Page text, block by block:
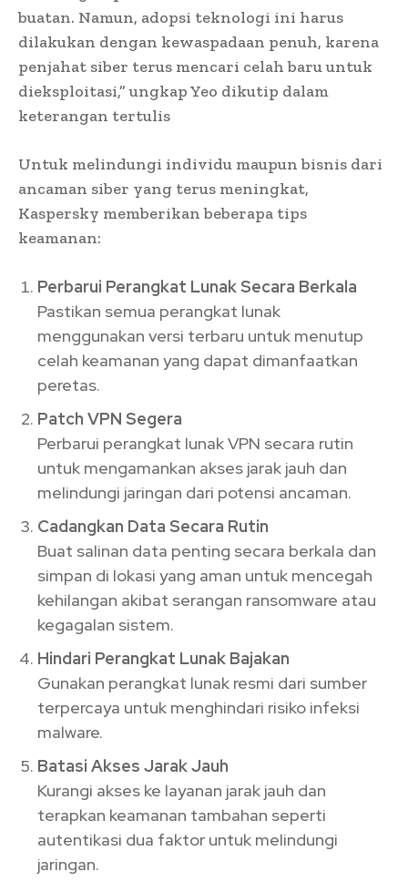
buatan. Namun, adopsi teknologi ini harus
dilakukan dengan kewaspadaan penuh, karena
penjahat siber terus mencari celah baru untuk
dieksploitasi,” ungkap Yeo dikutip dalam
keterangan tertulis
Untuk melindungi individu maupun bisnis dari
ancaman siber yang terus meningkat,
Kaspersky memberikan beberapa tips
keamanan:
Perbarui Perangkat Lunak Secara Berkala
Pastikan semua perangkat lunak
menggunakan versi terbaru untuk menutup
celah keamanan yang dapat dimanfaatkan
peretas.
Patch VPN Segera
Perbarui perangkat lunak VPN secara rutin
untuk mengamankan akses jarak jauh dan
melindungi jaringan dari potensi ancaman.
Cadangkan Data Secara Rutin
Buat salinan data penting secara berkala dan
simpan di lokasi yang aman untuk mencegah
kehilangan akibat serangan ransomware atau
kegagalan sistem.
Hindari Perangkat Lunak Bajakan
Gunakan perangkat lunak resmi dari sumber
terpercaya untuk menghindari risiko infeksi
malware.
Batasi Akses Jarak Jauh
Kurangi akses ke layanan jarak jauh dan
terapkan keamanan tambahan seperti
autentikasi dua faktor untuk melindungi
jaringan.